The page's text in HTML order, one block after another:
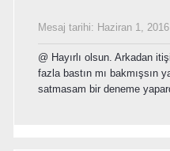
Mesaj tarihi: Haziran 1, 2016
@ Hayırlı olsun. Arkadan
fazla bastın mı bakmışsın
satmasam bir deneme